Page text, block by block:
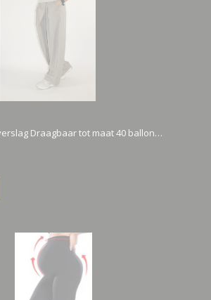
Draagbaar tot maat 40 ballon…